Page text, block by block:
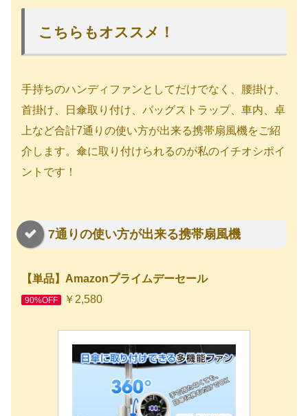
こちらもオススメ！
手持ちのハンディファンとしてだけでなく、腰掛け、
首掛け、日傘取り付け、バッグストラップ、車内、卓
上など合計7通りの使い方が出来る携帯扇風機をご紹
介します。傘に取り付けられるのが私のイチオシポイ
ントです！
7通りの使い方が出来る携帯扇風機
【単品】Amazonプライムデーセール
90%OFF ￥2,580